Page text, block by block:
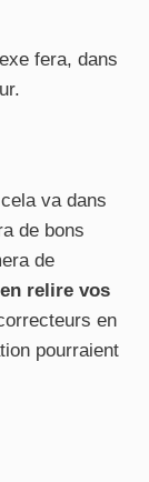
fera, dans
va dans
de bons
de
relire vos
en
pourraient